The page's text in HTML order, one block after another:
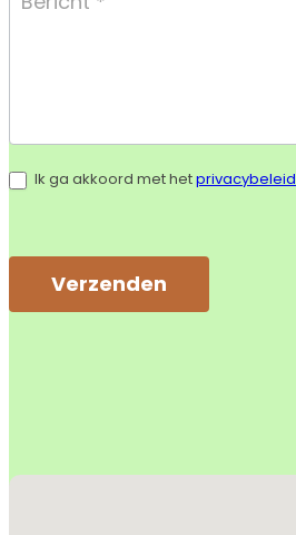
Ik ga akkoord met hetprivacybeleid
Verzenden
Geen locaties gevonden